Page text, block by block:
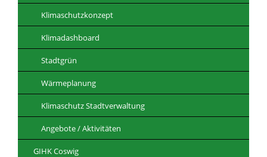
Klimaschutzkonzept
Klimadashboard
Stadtgrün
Wärmeplanung
Klimaschutz Stadtverwaltung
Angebote / Aktivitäten
GIHK Coswig